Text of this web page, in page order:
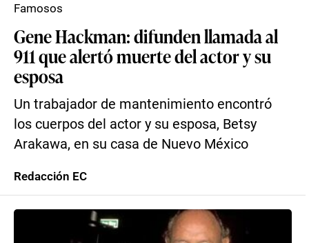
Gene Hackman: difunden llamada al
911 que alertó muerte del actor y su
esposa
Un trabajador de mantenimiento encontró
los cuerpos del actor y su esposa, Betsy
Arakawa, en su casa de Nuevo México
Famosos
Redacción EC